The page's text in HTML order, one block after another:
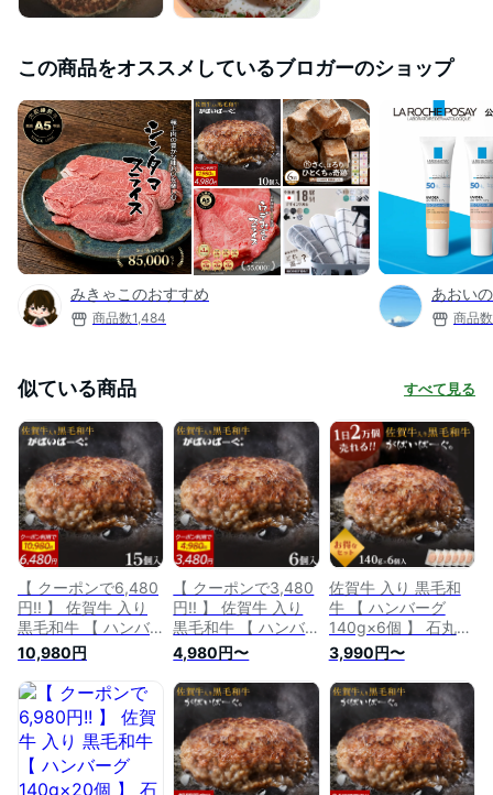
この商品をオススメしているブロガーのショップ
みきゃこのおすすめ
商品数1,484
あおい
商品数
似ている商品 すべて見る
【 クーポンで6,480
円!! 】 佐賀牛 入り
黒毛和牛 【 ハンバ
ーグ 120g×15個 】
石丸食肉産業 がばい
ばーぐ 無添加 ハン
バーグ 冷凍 国産 お
取り寄せ 冷凍食品
佐賀 お肉 牛肉 食品
詰め合わせ ギフト
プレゼント 贈答用
10,980円
【 クーポンで3,480
円!! 】 佐賀牛 入り
黒毛和牛 【 ハンバ
ーグ 120g×6個 】 石
丸食肉産業 がばいば
ーぐ 無添加 ハンバ
ーグ 冷凍 国産 お取
り寄せ 冷凍食品 佐
賀 お肉 牛肉 食品 詰
め合わせ ギフト プ
レゼント 贈答用 内
4,980円〜
佐賀牛 入り 黒毛和
牛 【 ハンバーグ
140g×6個 】 石丸食
肉産業 がばいばーぐ
無添加 ハンバーグ
冷凍 国産 お取り寄
せ 冷凍食品 佐賀 お
肉 牛肉 食品 詰め合
わせ ギフト プレゼ
ント 贈答用 内祝い
お祝い 贈り物 肉
3,990円〜